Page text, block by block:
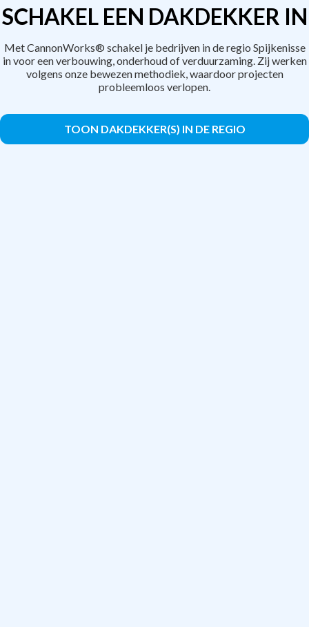
SCHAKEL EEN DAKDEKKER IN
Met CannonWorks® schakel je bedrijven in de regio Spijkenisse
in voor een verbouwing, onderhoud of verduurzaming. Zij werken
volgens onze bewezen methodiek, waardoor projecten
probleemloos verlopen.
TOON DAKDEKKER(S) IN DE REGIO